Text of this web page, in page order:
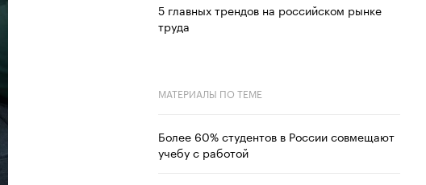
5 главных трендов на российском рынке
труда
МАТЕРИАЛЫ ПО ТЕМЕ
Более 60% студентов в России совмещают
учебу с работой